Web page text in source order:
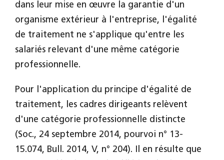
dans leur mise en œuvre la garantie d'un
organisme extérieur à l'entreprise, l'égalité
de traitement ne s'applique qu'entre les
salariés relevant d'une même catégorie
professionnelle.
Pour l'application du principe d'égalité de
traitement, les cadres dirigeants relèvent
d'une catégorie professionnelle distincte
(Soc., 24 septembre 2014, pourvoi n° 13-
15.074, Bull. 2014, V, n° 204). Il en résulte que